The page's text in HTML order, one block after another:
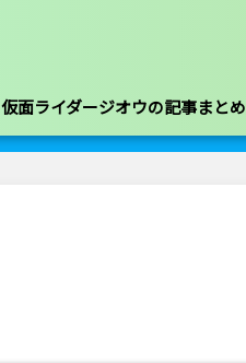
仮面ライダージオウの記事まとめ